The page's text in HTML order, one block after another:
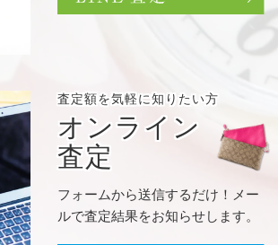
査定額を気軽に知りたい方
オンライン
査定
フォームから送信するだけ！メー
ルで査定結果をお知らせします。